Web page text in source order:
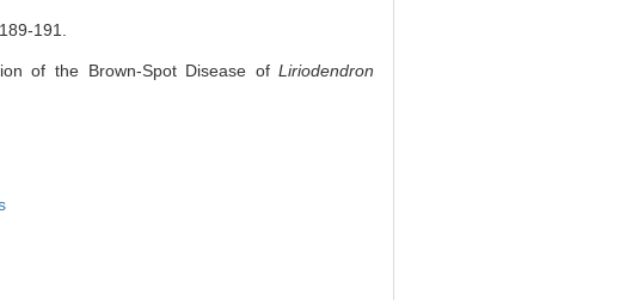
191.
of the Brown-Spot Disease ofLiriodendron